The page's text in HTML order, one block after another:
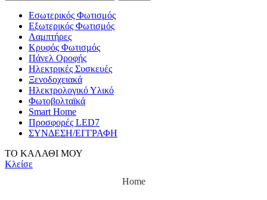
Εσωτερικός Φωτισμός
Εξωτερικός Φωτισμός
Λαμπτήρες
Κρυφός Φωτισμός
Πάνελ Οροφής
Ηλεκτρικές Συσκευές
Ξενοδοχειακά
Ηλεκτρολογικό Υλικό
Φωτοβολταϊκά
Smart Home
Προσφορές LED7
ΣΥΝΔΕΣΗ/ΕΓΓΡΑΦΗ
ΤΟ ΚΑΛΑΘΙ ΜΟΥ
Κλείσε
Home